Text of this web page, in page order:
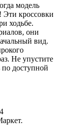
модель
Эти кроссовки
ходьбе.
они
вид.
Не упустите
по доступной